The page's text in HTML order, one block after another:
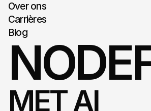
Over ons
Carrières
Blog
MET AI